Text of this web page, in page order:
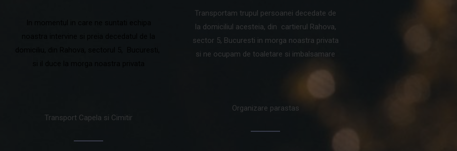
Transport Capela si Cimitir
Transportam trupul persoanei decedate de
la domiciliul acesteia, din cartierul Rahova,
sector 5, Bucuresti in morga noastra privata
si ne ocupam de toaletare si imbalsamare
Organizare parastas